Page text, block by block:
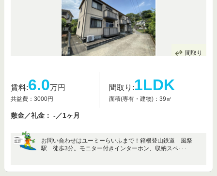
間取り
賃料:6.0万円
共益費：3000円
間取り:1LDK
面積(専有・建物)：39㎡
敷金／礼金： -／1ヶ月
お問い合わせはユーミーらいふまで！箱根登山鉄道 風祭
駅 徒歩3分。モニター付きインターホン、収納スペ･･･